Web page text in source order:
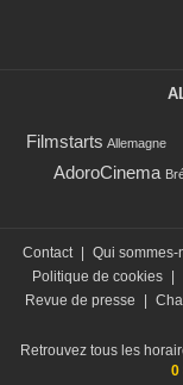
Filmstarts Allemagne
AdoroCinema
Contact Qui sommes-
Politique de cookies
Revue de presse
Retrouvez tous les
0